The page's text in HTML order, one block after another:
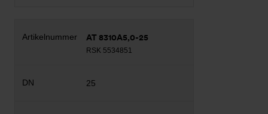
AT 8310A5,0-25
RSK 5534851
25